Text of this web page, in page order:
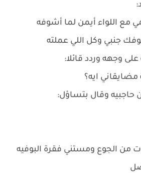
مع اللواء أيمن لما أشوفه
جنبي وكل اللي عملته
وجهه وردد قائلا:
مضايقاني ايه؟
حاجبيه وقال بتساؤل:
من الجوع ومستني فقرة البوفيه